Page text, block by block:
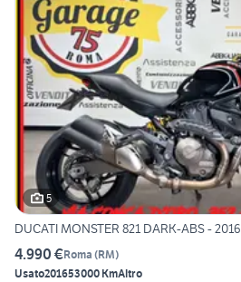
5
DUCATI MONSTER 821 DARK-ABS - 2016
4.990 €Roma (RM)
Usato201653000 KmAltro